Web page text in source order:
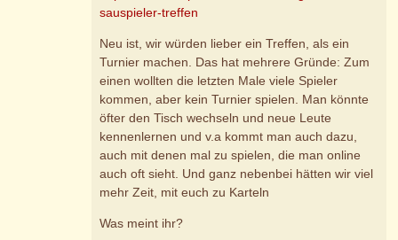
sauspieler-treffen
Neu ist, wir würden lieber ein Treffen, als ein
Turnier machen. Das hat mehrere Gründe: Zum
einen wollten die letzten Male viele Spieler
kommen, aber kein Turnier spielen. Man könnte
öfter den Tisch wechseln und neue Leute
kennenlernen und v.a kommt man auch dazu,
auch mit denen mal zu spielen, die man online
auch oft sieht. Und ganz nebenbei hätten wir viel
mehr Zeit, mit euch zu Karteln
Was meint ihr?